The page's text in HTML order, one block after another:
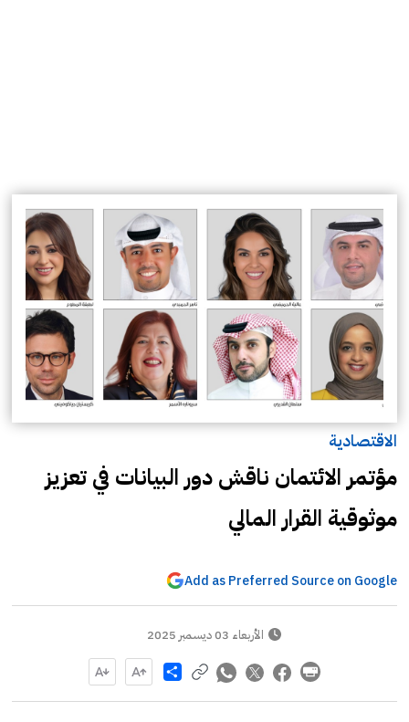
الاقتصادية
مؤتمر الائتمان ناقش دور البيانات في تعزيز
موثوقية القرار المالي
Add as Preferred Source on Google
الأربعاء 03 ديسمبر 2025
Share